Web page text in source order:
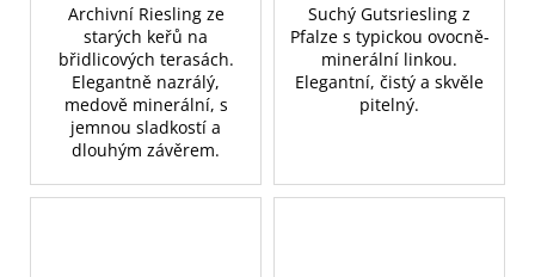
Archivní Riesling ze
starých keřů na
břidlicových terasách.
Elegantně nazrálý,
medově minerální, s
jemnou sladkostí a
dlouhým závěrem.
Suchý Gutsriesling z
Pfalze s typickou ovocně-
minerální linkou.
Elegantní, čistý a skvěle
pitelný.